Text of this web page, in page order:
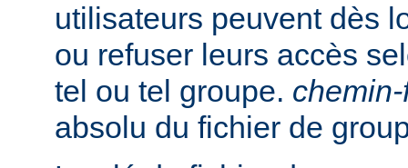
utilisateurs peuvent dès
ou refuser leurs accès
tel ou tel groupe.
absolu du fichier de